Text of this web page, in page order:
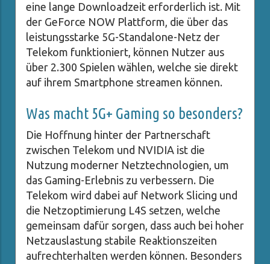
eine lange Downloadzeit erforderlich ist. Mit
der GeForce NOW Plattform, die über das
leistungsstarke 5G-Standalone-Netz der
Telekom funktioniert, können Nutzer aus
über 2.300 Spielen wählen, welche sie direkt
auf ihrem Smartphone streamen können.
Was macht 5G+ Gaming so besonders?
Die Hoffnung hinter der Partnerschaft
zwischen Telekom und NVIDIA ist die
Nutzung moderner Netztechnologien, um
das Gaming-Erlebnis zu verbessern. Die
Telekom wird dabei auf Network Slicing und
die Netzoptimierung L4S setzen, welche
gemeinsam dafür sorgen, dass auch bei hoher
Netzauslastung stabile Reaktionszeiten
aufrechterhalten werden können. Besonders